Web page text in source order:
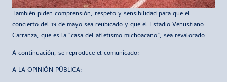
También piden comprensión, respeto y sensibilidad para que el
concierto del 19 de mayo sea reubicado y que el Estadio Venustiano
Carranza, que es la “casa del atletismo michoacano”, sea revalorado.
A continuación, se reproduce el comunicado:
A LA OPINIÓN PÚBLICA: